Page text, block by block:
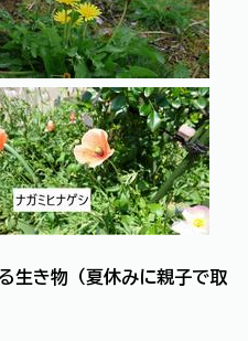
生き物（夏休みに親子で取